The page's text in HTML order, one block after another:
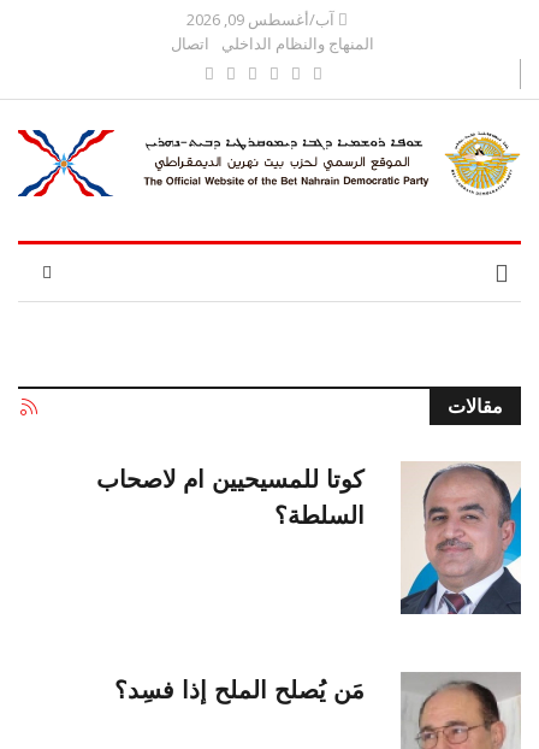
آب/أغسطس 09, 2026
المنهاج والنظام الداخلي
اتصال
مقالات
كوتا للمسيحيين ام لاصحاب
السلطة؟
مَن يُصلح الملح إذا فسِد؟